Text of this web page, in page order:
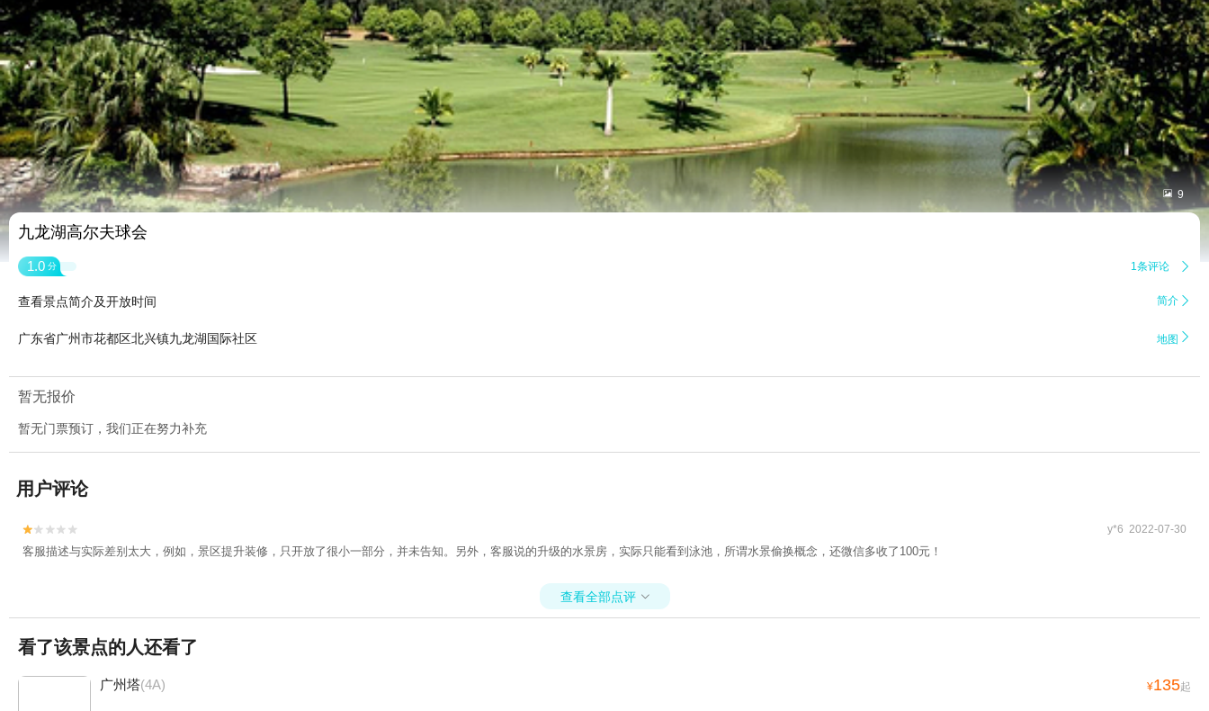
 9
九龙湖高尔夫球会
1.0 分 1条评论 
查看景点简介及开放时间 简介 
广东省广州市花都区北兴镇九龙湖国际社区 地图 
暂无报价
暂无门票预订，我们正在努力补充
用户评论

 y*6 2022-07-30
客服描述与实际差别太大，例如，景区提升装修，只开放了很小一部分，并未告知。另外，客服说的升级的水景房，实际只能看到泳池，所谓水景偷换概念，还微信多收了100元！
查看全部点评 
看了该景点的人还看了
广州塔(4A) ¥135起